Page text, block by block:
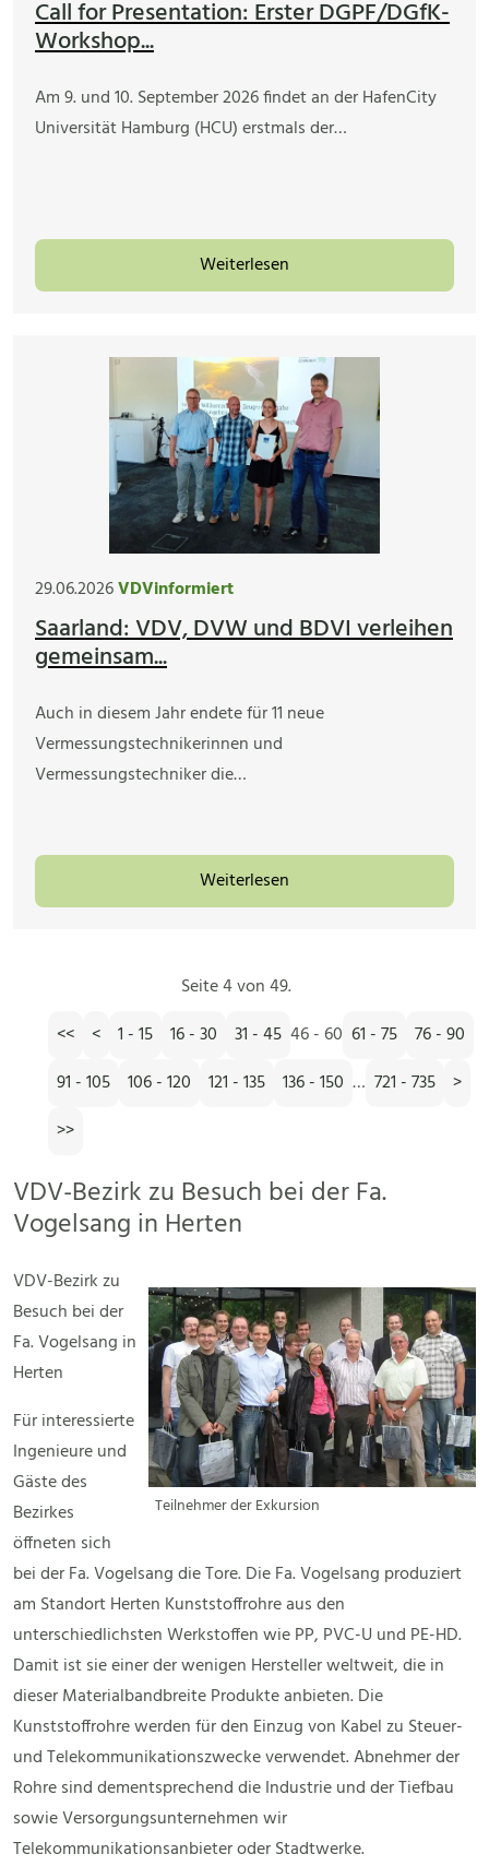
Call for Presentation: Erster DGPF/DGfK-
Workshop...
Am 9. und 10. September 2026 findet an der HafenCity
Universität Hamburg (HCU) erstmals der…
Weiterlesen
29.06.2026VDVinformiert
Saarland: VDV, DVW und BDVI verleihen
gemeinsam...
Auch in diesem Jahr endete für 11 neue
Vermessungstechnikerinnen und
Vermessungstechniker die…
Weiterlesen
Seite 4 von 49.
<<
< 1 - 15 16 - 30 31 - 45 46 - 60 61 - 75
76 - 90
91 - 105
106 - 120 121 - 135 136 - 150 … 721 - 735
>
>>
VDV-Bezirk zu Besuch bei der Fa.
Vogelsang in Herten
Teilnehmer der Exkursion
VDV-Bezirk zu
Besuch bei der
Fa. Vogelsang in
Herten
Für interessierte
Ingenieure und
Gäste des
Bezirkes
öffneten sich
bei der Fa. Vogelsang die Tore. Die Fa. Vogelsang produziert
am Standort Herten Kunststoffrohre aus den
unterschiedlichsten Werkstoffen wie PP, PVC-U und PE-HD.
Damit ist sie einer der wenigen Hersteller weltweit, die in
dieser Materialbandbreite Produkte anbieten. Die
Kunststoffrohre werden für den Einzug von Kabel zu Steuer-
und Telekommunikationszwecke verwendet. Abnehmer der
Rohre sind dementsprechend die Industrie und der Tiefbau
sowie Versorgungsunternehmen wir
Telekommunikationsanbieter oder Stadtwerke.